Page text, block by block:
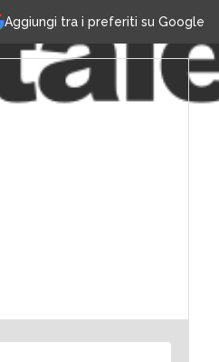
Aggiungi tra i preferiti su Google